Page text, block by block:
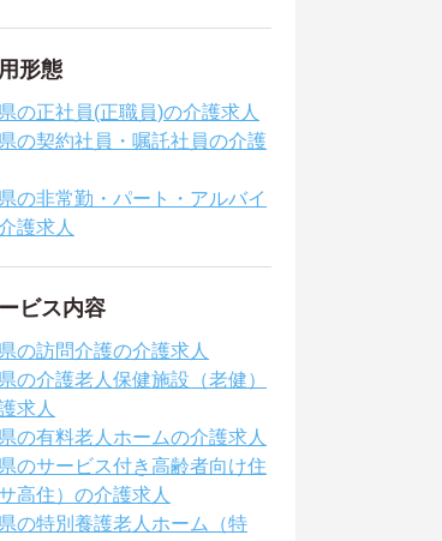
形態
の正社員(正職員)の介護求人
の契約社員・嘱託社員の介護
の非常勤・パート・アルバイ
護求人
ビス内容
の訪問介護の介護求人
の介護老人保健施設（老健）
求人
の有料老人ホームの介護求人
のサービス付き高齢者向け住
高住）の介護求人
の特別養護老人ホーム（特